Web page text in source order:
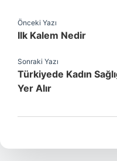
Önceki Yazı
Ilk Kalem Nedir
Sonraki Yazı
Türkiyede Kadın
Yer Alır